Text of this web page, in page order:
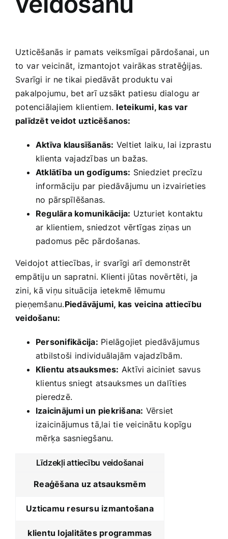
Uzticēšanās⁣ ir pamats veiksmīgai pārdošanai, ⁢un
⁤to⁢ var‌ veicināt, izmantojot vairākas stratēģijas.‍
Svarīgi ir ne tikai⁢ piedāvāt ‍produktu vai
pakalpojumu, bet arī uzsākt ‌patiesu dialogu ⁤ar
potenciālajiem ⁢klientiem. Ieteikumi, kas var
palīdzēt veidot uzticēšanos:
Aktīva klausīšanās: ​Veltiet laiku, lai​ izprastu
klienta vajadzības un bažas.
Atklātība⁣ un godīgums: Sniedziet precīzu
informāciju par piedāvājumu un izvairieties
‍no ⁣pārspīlēšanas.
Regulāra komunikācija: Uzturiet kontaktu
ar klientiem,​ sniedzot vērtīgas ziņas​ un
padomus pēc pārdošanas.
Veidojot‌ attiecības, ir svarīgi arī demonstrēt
empātiju un sapratni. Klienti ‌jūtas ​novērtēti,⁤ ja
zini, kā viņu situācija ietekmē lēmumu
pieņemšanu.Piedāvājumi, kas⁣ veicina attiecību
veidošanu:
Personifikācija: Pielāgojiet​ piedāvājumus
atbilstoši⁤ individuālajām vajadzībām.
Klientu atsauksmes: Aktīvi aiciniet savus
klientus sniegt atsauksmes un dalīties
pieredzē.
Izaicinājumi un piekrišana: Vērsiet
izaicinājumus tā,lai tie ‍veicinātu kopīgu
⁤mērķa sasniegšanu.
Līdzekļi attiecību veidošanai
Reaģēšana‌ uz ⁤atsauksmēm
Uzticamu resursu izmantošana
klientu lojalitātes programmas